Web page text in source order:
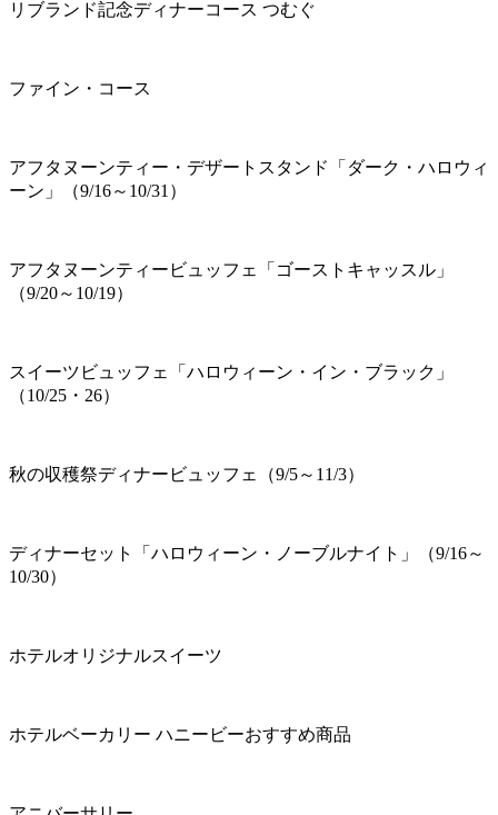
リブランド記念ディナーコース つむぐ
ファイン・コース
アフタヌーンティー・デザートスタンド「ダーク・ハロウィ
ーン」（9/16～10/31）
アフタヌーンティービュッフェ「ゴーストキャッスル」
（9/20～10/19）
スイーツビュッフェ「ハロウィーン・イン・ブラック」
（10/25・26）
秋の収穫祭ディナービュッフェ（9/5～11/3）
ディナーセット「ハロウィーン・ノーブルナイト」（9/16～
10/30）
ホテルオリジナルスイーツ
ホテルベーカリー ハニービーおすすめ商品